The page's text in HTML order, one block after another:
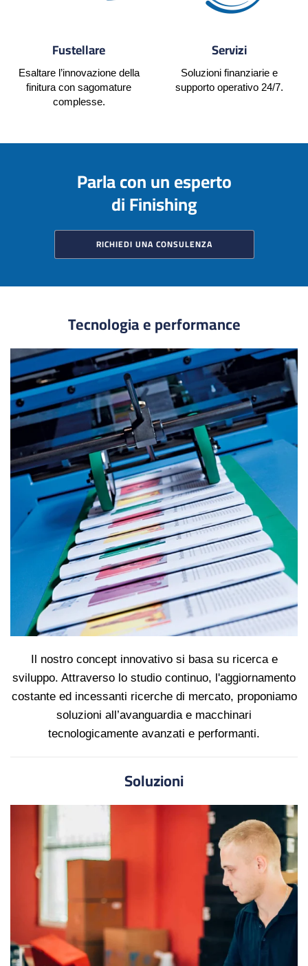
Fustellare
Esaltare l’innovazione della
finitura con sagomature
complesse.
Servizi
Soluzioni finanziarie e
supporto operativo 24/7.
Parla con un esperto
di Finishing
RICHIEDI UNA CONSULENZA
Tecnologia e performance
Il nostro concept innovativo si basa su ricerca e
sviluppo. Attraverso lo studio continuo, l'aggiornamento
costante ed incessanti ricerche di mercato, proponiamo
soluzioni all’avanguardia e macchinari
tecnologicamente avanzati e performanti.
Soluzioni